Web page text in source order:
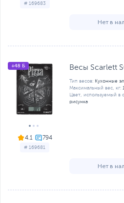
# 169683
Нет в
4.1
# 169681
+48 Б Весы Scarlett
Тип весов: Кухонные
Максимальный вес, кг:
Цвет, используемый в
рисунка
Нет в